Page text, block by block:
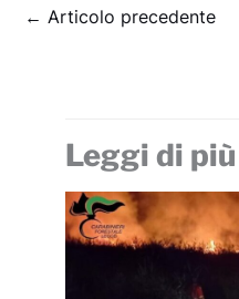
← Articolo precedente
Leggi di più